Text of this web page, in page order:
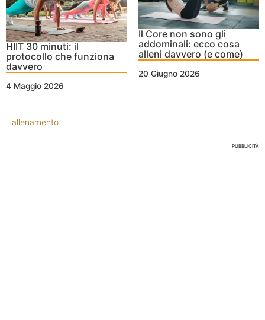
HIIT 30 minuti: il
protocollo che funziona
davvero
4 Maggio 2026
Il Core non sono gli
addominali: ecco cosa
alleni davvero (e come)
20 Giugno 2026
allenamento
PUBBLICITÀ